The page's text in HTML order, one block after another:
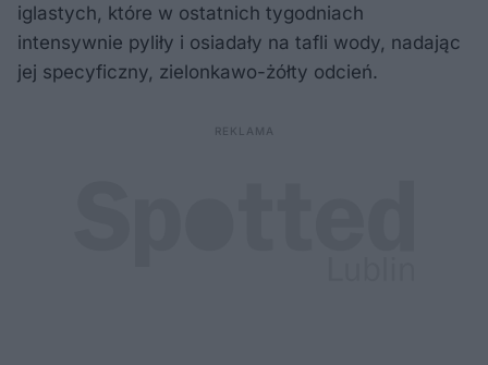
iglastych, które w ostatnich tygodniach
intensywnie pyliły i osiadały na tafli wody, nadając
jej specyficzny, zielonkawo-żółty odcień.